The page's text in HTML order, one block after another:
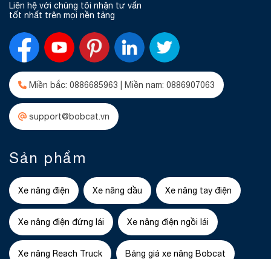
Liên hệ với chúng tôi nhận tư vấn
tốt nhất trên mọi nền tảng
Miền bắc: 0886685963 | Miền nam: 0886907063
support@bobcat.vn
Sản phẩm
Xe nâng điện Xe nâng dầu Xe nâng tay điện
Xe nâng điện đứng lái Xe nâng điện ngồi lái
Xe nâng Reach Truck Bảng giá xe nâng Bobcat